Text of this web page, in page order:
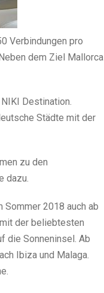
Verbindungen pro
dem Ziel Mallorca
Destination.
Städte mit der
zu den
dazu.
2018 auch ab
der beliebtesten
die Sonneninsel. Ab
Ibiza und Malaga.